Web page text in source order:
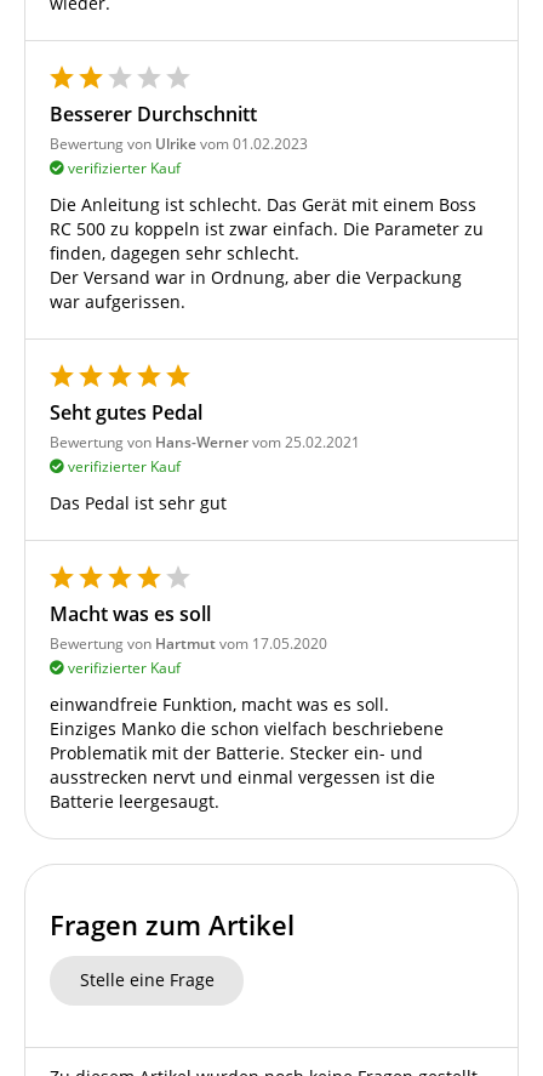
Besserer Durchschnitt
Bewertung von Ulrikevom 01.02.2023
verifizierter Kauf
Die Anleitung ist schlecht. Das Gerät mit einem Boss
RC 500 zu koppeln ist zwar einfach. Die Parameter zu
finden, dagegen sehr schlecht.
Der Versand war in Ordnung, aber die Verpackung
war aufgerissen.
Seht gutes Pedal
Bewertung von Hans-Wernervom 25.02.2021
verifizierter Kauf
Das Pedal ist sehr gut
Macht was es soll
Bewertung von Hartmutvom 17.05.2020
verifizierter Kauf
einwandfreie Funktion, macht was es soll.
Einziges Manko die schon vielfach beschriebene
Problematik mit der Batterie. Stecker ein- und
ausstrecken nervt und einmal vergessen ist die
Batterie leergesaugt.
Fragen zum Artikel
Stelle eine Frage